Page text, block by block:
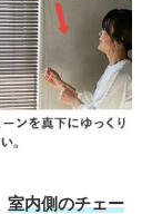
室内側のチェー